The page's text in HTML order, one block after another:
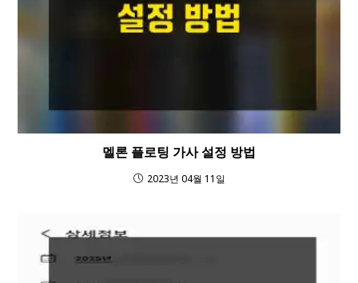
멜론 플로팅 가사 설정 방법
2023년 04월 11일